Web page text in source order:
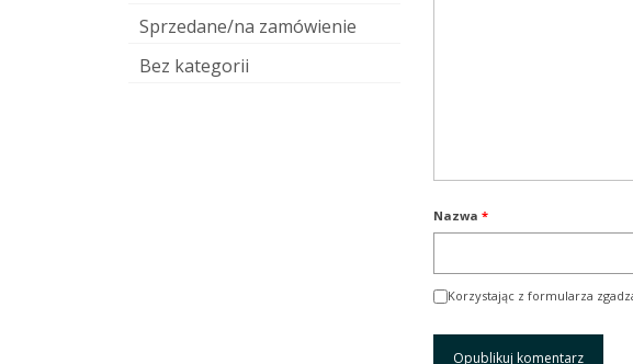
Nazwa *
Korzystając z formularza
Sprzedane/na zamówienie
Bez kategorii